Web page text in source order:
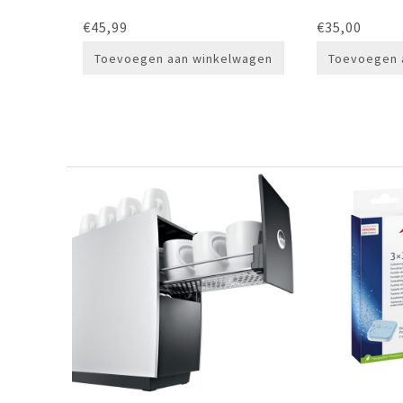
€45,99
Toevoegen aan winkelwagen
€35,00
Toevoegen